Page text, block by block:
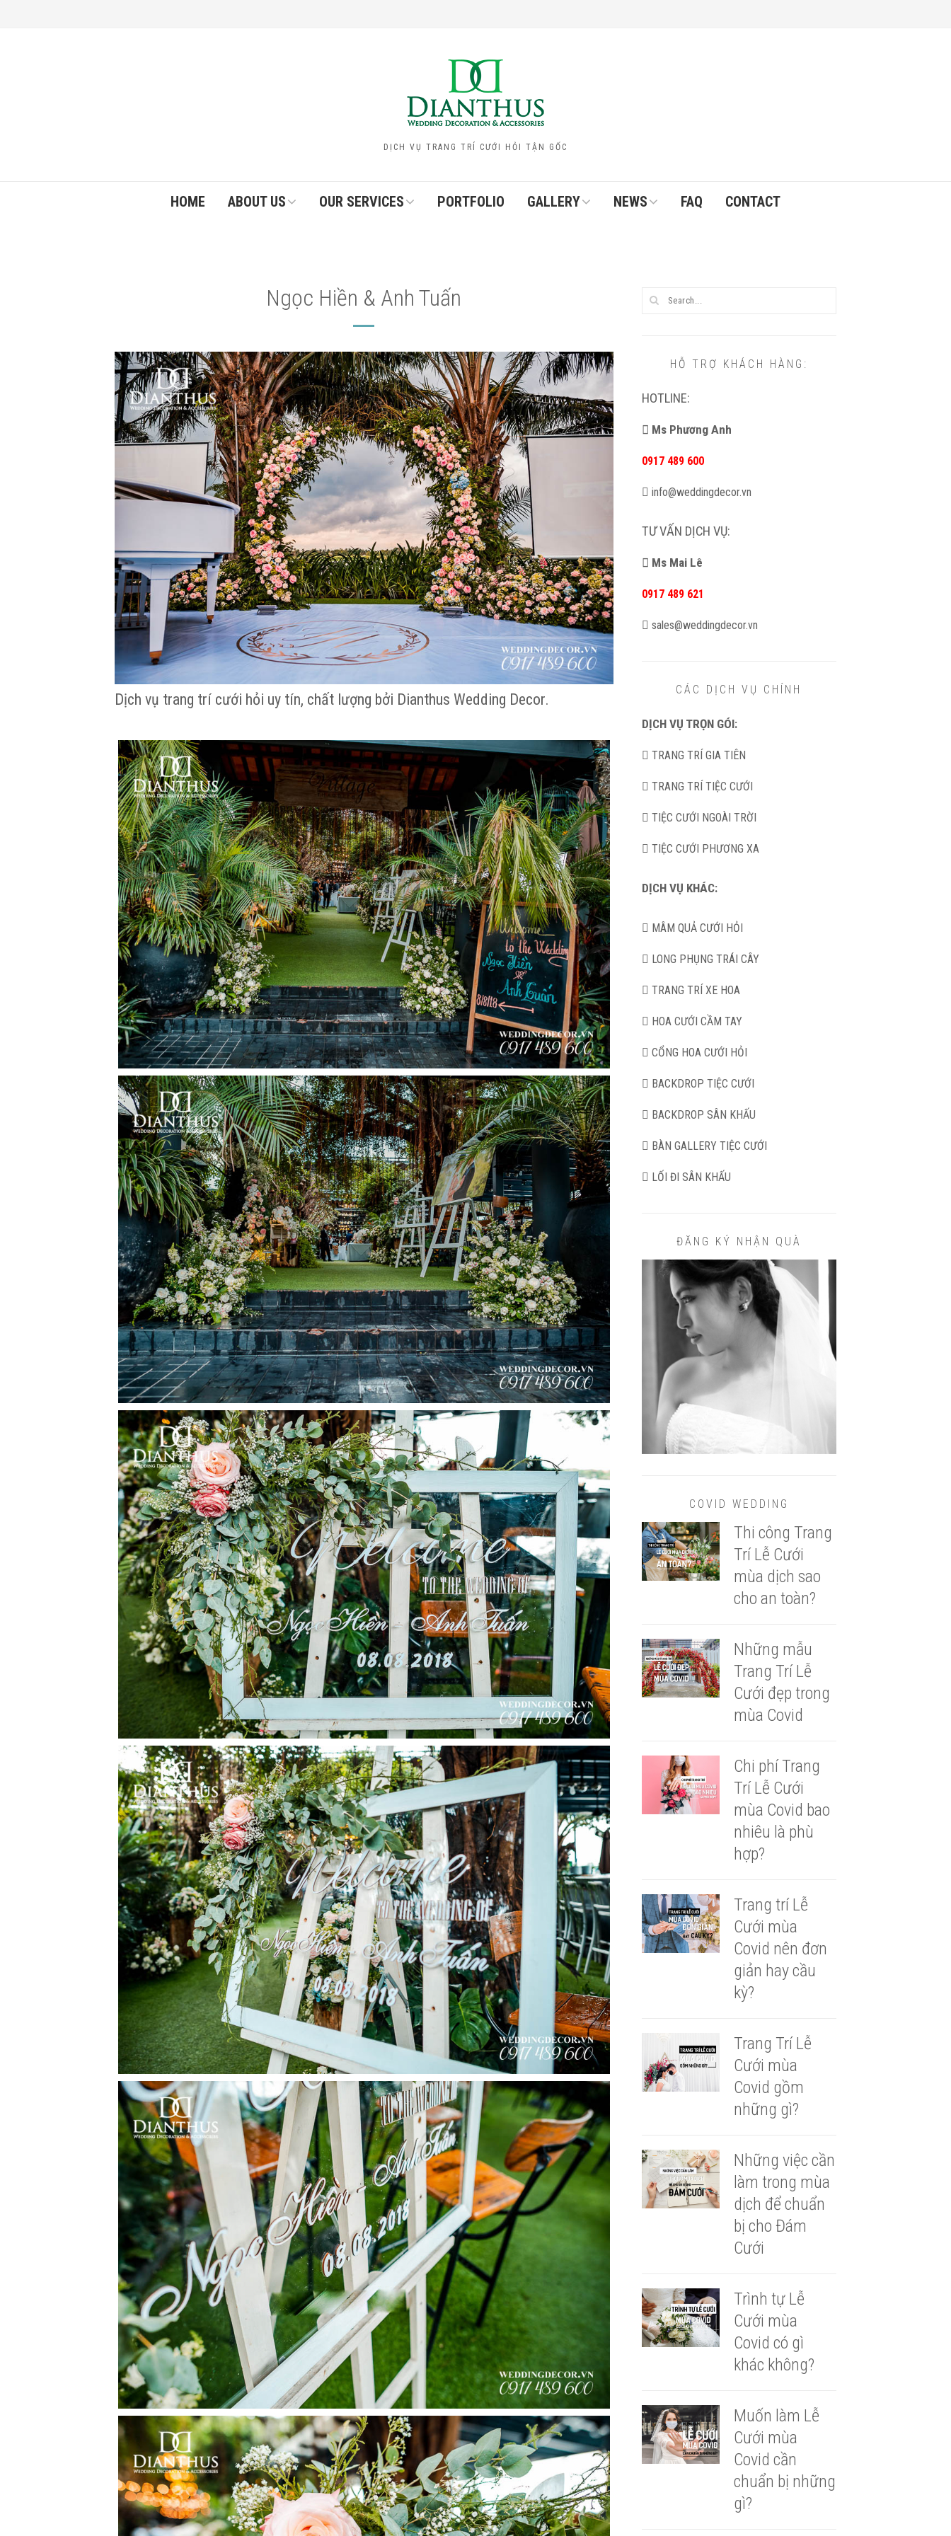
DỊCH VỤ TRANG TRÍ CƯỚI HỎI TẬN GỐC
HOME ABOUT US OUR SERVICES PORTFOLIO GALLERY NEWS FAQ CONTACT
Ngọc Hiền & Anh Tuấn
Dịch vụ trang trí cưới hỏi uy tín, chất lượng bởi Dianthus Wedding Decor.
HỖ TRỢ KHÁCH HÀNG:
HOTLINE:
Ms Phương Anh
0917 489 600
info@weddingdecor.vn
TƯ VẤN DỊCH VỤ:
Ms Mai Lê
0917 489 621
sales@weddingdecor.vn
CÁC DỊCH VỤ CHÍNH
DỊCH VỤ TRỌN GÓI:
TRANG TRÍ GIA TIÊN
TRANG TRÍ TIỆC CƯỚI
TIỆC CƯỚI NGOÀI TRỜI
TIỆC CƯỚI PHƯƠNG XA
DỊCH VỤ KHÁC:
MÂM QUẢ CƯỚI HỎI
LONG PHỤNG TRÁI CÂY
TRANG TRÍ XE HOA
HOA CƯỚI CẦM TAY
CỔNG HOA CƯỚI HỎI
BACKDROP TIỆC CƯỚI
BACKDROP SÂN KHẤU
BÀN GALLERY TIỆC CƯỚI
LỐI ĐI SÂN KHẤU
ĐĂNG KÝ NHẬN QUÀ
COVID WEDDING
Thi công Trang
Trí Lễ Cưới
mùa dịch sao
cho an toàn?
Những mẫu
Trang Trí Lễ
Cưới đẹp trong
mùa Covid
Chi phí Trang
Trí Lễ Cưới
mùa Covid bao
nhiêu là phù
hợp?
Trang trí Lễ
Cưới mùa
Covid nên đơn
giản hay cầu
kỳ?
Trang Trí Lễ
Cưới mùa
Covid gồm
những gì?
Những việc cần
làm trong mùa
dịch để chuẩn
bị cho Đám
Cưới
Trình tự Lễ
Cưới mùa
Covid có gì
khác không?
Muốn làm Lễ
Cưới mùa
Covid cần
chuẩn bị những
gì?